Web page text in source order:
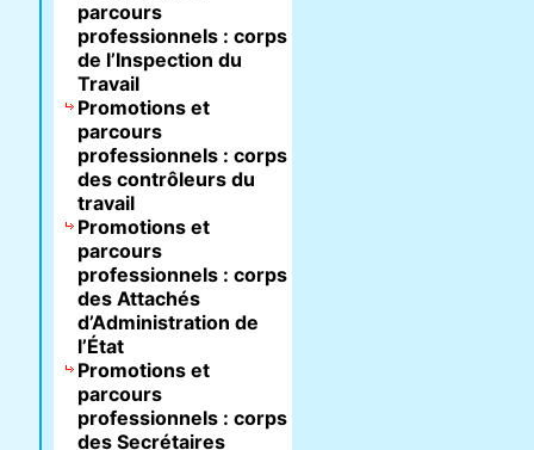
parcours
professionnels : corps
de l’Inspection du
Travail
Promotions et
parcours
professionnels : corps
des contrôleurs du
travail
Promotions et
parcours
professionnels : corps
des Attachés
d’Administration de
l’État
Promotions et
parcours
professionnels : corps
des Secrétaires